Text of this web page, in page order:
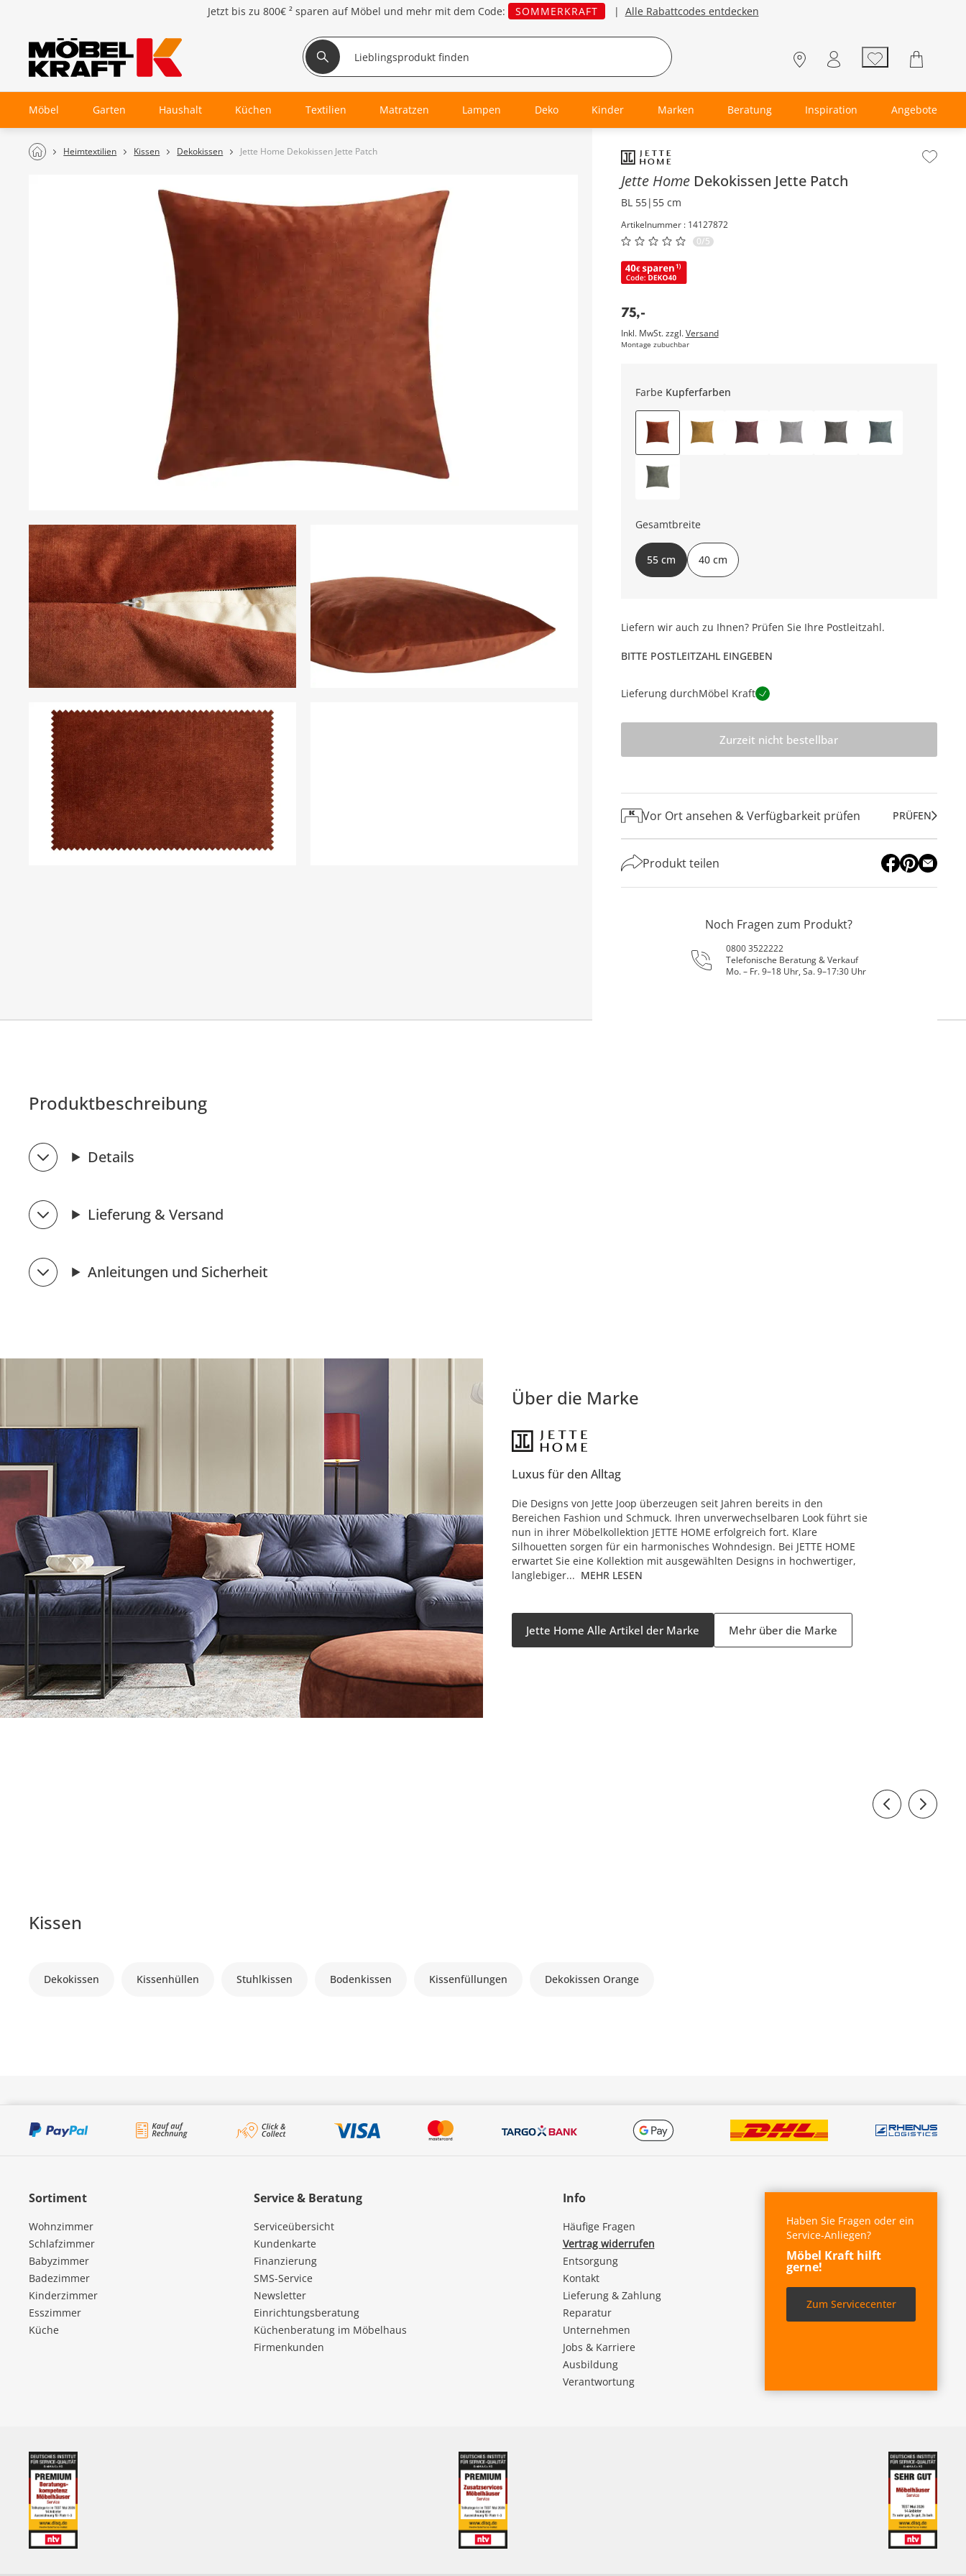
Jetzt bis zu 800€ ² sparen auf Möbel und mehr mit dem Code: SOMMERKRAFT | Alle Rabattcodes entdecken
Möbel Garten Haushalt Küchen Textilien Matratzen Lampen Deko Kinder Marken Beratung Inspiration Angebote
Heimtextilien Kissen Dekokissen Jette Home Dekokissen Jette Patch Inhalt der Seitenleiste überspringen - Zum Seitenende
Jette Home Dekokissen Jette Patch
BL 55|55 cm
Artikelnummer : 14127872
0/5
75,-
Inkl. MwSt. zzgl.Versand
Montage zubuchbar
Farbe Kupferfarben
Gesamtbreite
55 cm 40 cm
Liefern wir auch zu Ihnen? Prüfen Sie Ihre Postleitzahl.
BITTE POSTLEITZAHL EINGEBEN
Lieferung durchMöbel Kraft
Zurzeit nicht bestellbar
Vor Ort ansehen & Verfügbarkeit prüfen PRÜFEN
Produkt teilen
Noch Fragen zum Produkt?
0800 3522222
Telefonische Beratung & Verkauf
Mo. – Fr. 9–18 Uhr, Sa. 9–17:30 Uhr
Produktbeschreibung
Details
Lieferung & Versand
Anleitungen und Sicherheit
Über die Marke
Luxus für den Alltag
Die Designs von Jette Joop überzeugen seit Jahren bereits in den
Bereichen Fashion und Schmuck. Ihren unverwechselbaren Look führt sie
nun in ihrer Möbelkollektion JETTE HOME erfolgreich fort. Klare
Silhouetten sorgen für ein harmonisches Wohndesign. Bei JETTE HOME
erwartet Sie eine Kollektion mit ausgewählten Designs in hochwertiger,
langlebiger... MEHR LESEN
Jette Home Alle Artikel der Marke Mehr über die Marke
Kissen
Dekokissen Kissenhüllen Stuhlkissen Bodenkissen Kissenfüllungen Dekokissen Orange
Sortiment
Wohnzimmer
Schlafzimmer
Babyzimmer
Badezimmer
Kinderzimmer
Esszimmer
Küche
Service & Beratung
Serviceübersicht
Kundenkarte
Finanzierung
SMS-Service
Newsletter
Einrichtungsberatung
Küchenberatung im Möbelhaus
Firmenkunden
Info
Häufige Fragen
Vertrag widerrufen
Entsorgung
Kontakt
Lieferung & Zahlung
Reparatur
Unternehmen
Jobs & Karriere
Ausbildung
Verantwortung
Haben Sie Fragen oder ein
Service-Anliegen?
Möbel Kraft hilft
gerne!
Zum Servicecenter